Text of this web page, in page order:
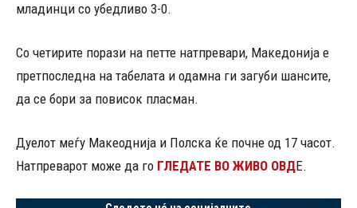
младинци со убедливо 3-0.
Со четирите порази на петте натпревари, Македонија е
претпоследна на табелата и одамна ги загуби шансите,
да се бори за повисок пласман.
Дуелот меѓу Макеоднија и Полска ќе почне од 17 часот.
Натпреварот може да го ГЛЕДАТЕ ВО ЖИВО ОВДЕ.